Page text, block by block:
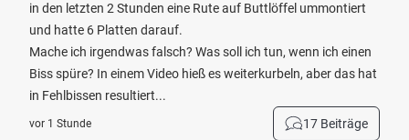
in den letzten 2 Stunden eine Rute auf Buttlöffel ummontiert
und hatte 6 Platten darauf.
Mache ich irgendwas falsch? Was soll ich tun, wenn ich einen
Biss spüre? In einem Video hieß es weiterkurbeln, aber das hat
in Fehlbissen resultiert...
vor 1 Stunde 17 Beiträge